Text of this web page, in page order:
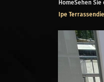
HomeSehen
Ipe